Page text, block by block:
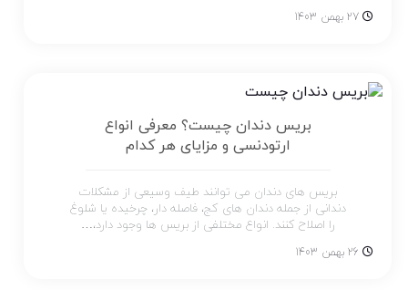
27 بهمن 1403
بریس دندان چیست؟ معرفی انواع
ارتودنسی و مزایای هر کدام
بریس های دندان می توانند طیف وسیعی از مشکلات
دندانی از جمله دندان های کج، فاصله دار، چرخیده یا شلوغ
را اصلاح کنند. انواع مختلفی از بریس ها وجود دارد،…
26 بهمن 1403